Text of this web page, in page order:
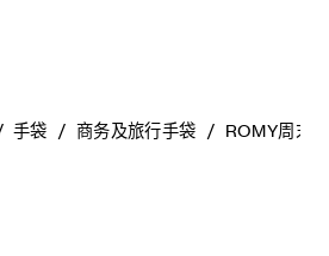
手袋 商务及旅行手袋 ROMY周末